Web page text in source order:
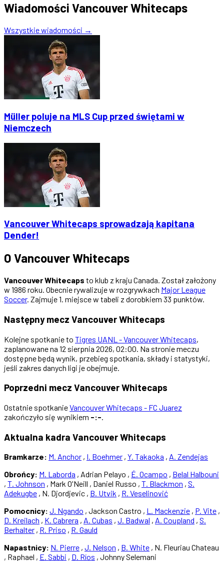
Wiadomości Vancouver Whitecaps
Wszystkie wiadomości →
Müller poluje na MLS Cup przed świętami w
Niemczech
Vancouver Whitecaps sprowadzają kapitana
Dender!
O Vancouver Whitecaps
Vancouver Whitecaps to klub z kraju Canada. Został założony
w 1986 roku. Obecnie rywalizuje w rozgrywkach Major League
Soccer. Zajmuje 1. miejsce w tabeli z dorobkiem 33 punktów.
Następny mecz Vancouver Whitecaps
Kolejne spotkanie to Tigres UANL - Vancouver Whitecaps,
zaplanowane na 12 sierpnia 2026, 02:00. Na stronie meczu
dostępne będą wynik, przebieg spotkania, składy i statystyki,
jeśli zakres danych ligi je obejmuje.
Poprzedni mecz Vancouver Whitecaps
Ostatnie spotkanieVancouver Whitecaps - FC Juarez
zakończyło się wynikiem -:-.
Aktualna kadra Vancouver Whitecaps
Bramkarze: M. Anchor , I. Boehmer , Y. Takaoka , A. Zendejas
Obrońcy: M. Laborda , Adrian Pelayo , É. Ocampo , Belal Halbouni
, T. Johnson , Mark O'Neill , Daniel Russo , T. Blackmon , S.
Adekugbe , N. Djordjevic , B. Utvik , R. Veselinović
Pomocnicy: J. Ngando , Jackson Castro , L. Mackenzie , P. Vite ,
D. Kreilach , K. Cabrera , A. Cubas , J. Badwal , A. Coupland , S.
Berhalter , R. Priso , R. Gauld
Napastnicy: N. Pierre , J. Nelson , B. White , N. Fleuriau Chateau
, Raphael , E. Sabbi , D. Ríos , Johnny Selemani